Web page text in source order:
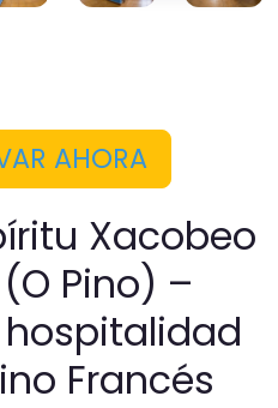
AHORA
Xacobeo
Pino) –
Francés